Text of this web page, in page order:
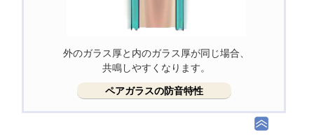
外のガラス厚と内のガラス厚が同じ場合、
共鳴しやすくなります。
ペアガラスの防音特性